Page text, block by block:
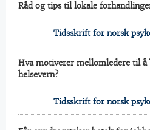
Råd og tips til lokale
Tidsskrift for norsk
Hva motiverer mellomledere til
helsevern?
Tidsskrift for norsk